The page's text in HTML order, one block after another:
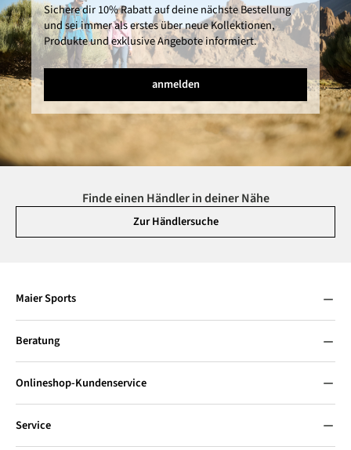
Sichere dir 10% Rabatt auf deine nächste Bestellung
und sei immer als erstes über neue Kollektionen,
Produkte und exklusive Angebote informiert.
anmelden
Finde einen Händler in deiner Nähe
Zur Händlersuche
Maier Sports
Beratung
Onlineshop-Kundenservice
Service